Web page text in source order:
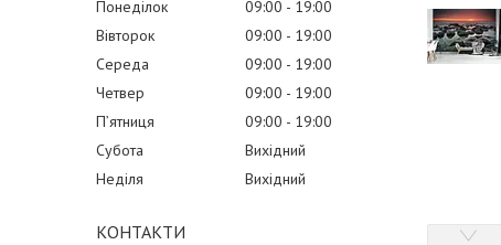
Понеділок 09:00
19:00
Вівторок
09:00
19:00
Середа
09:00
19:00
Четвер
09:00
19:00
Пʼятниця
09:00
19:00
Субота
Вихідний
Неділя
Вихідний
КОНТАКТИ